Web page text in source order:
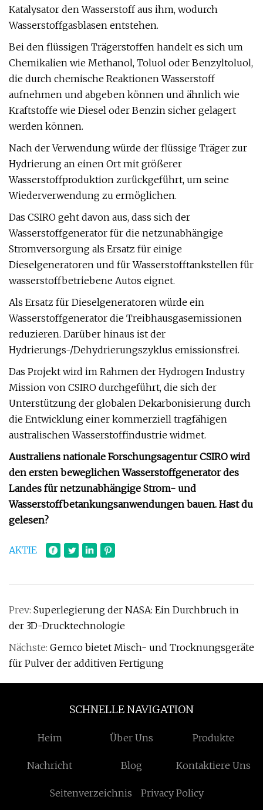
Katalysator den Wasserstoff aus ihm, wodurch
Wasserstoffgasblasen entstehen.
Bei den flüssigen Trägerstoffen handelt es sich um
Chemikalien wie Methanol, Toluol oder Benzyltoluol,
die durch chemische Reaktionen Wasserstoff
aufnehmen und abgeben können und ähnlich wie
Kraftstoffe wie Diesel oder Benzin sicher gelagert
werden können.
Nach der Verwendung würde der flüssige Träger zur
Hydrierung an einen Ort mit größerer
Wasserstoffproduktion zurückgeführt, um seine
Wiederverwendung zu ermöglichen.
Das CSIRO geht davon aus, dass sich der
Wasserstoffgenerator für die netzunabhängige
Stromversorgung als Ersatz für einige
Dieselgeneratoren und für Wasserstofftankstellen für
wasserstoffbetriebene Autos eignet.
Als Ersatz für Dieselgeneratoren würde ein
Wasserstoffgenerator die Treibhausgasemissionen
reduzieren. Darüber hinaus ist der
Hydrierungs-/Dehydrierungszyklus emissionsfrei.
Das Projekt wird im Rahmen der Hydrogen Industry
Mission von CSIRO durchgeführt, die sich der
Unterstützung der globalen Dekarbonisierung durch
die Entwicklung einer kommerziell tragfähigen
australischen Wasserstoffindustrie widmet.
Australiens nationale Forschungsagentur CSIRO wird
den ersten beweglichen Wasserstoffgenerator des
Landes für netzunabhängige Strom- und
Wasserstoffbetankungsanwendungen bauen. Hast du
gelesen?
AKTIE
Prev: Superlegierung der NASA: Ein Durchbruch in
der 3D-Drucktechnologie
Nächste: Gemco bietet Misch- und Trocknungsgeräte
für Pulver der additiven Fertigung
SCHNELLE NAVIGATION
Heim Über Uns Produkte
Nachricht Blog Kontaktiere Uns
Seitenverzeichnis Privacy Policy